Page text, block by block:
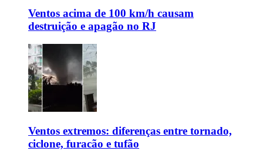
Ventos acima de 100 km/h causam
destruição e apagão no RJ
Ventos extremos: diferenças entre tornado,
ciclone, furacão e tufão